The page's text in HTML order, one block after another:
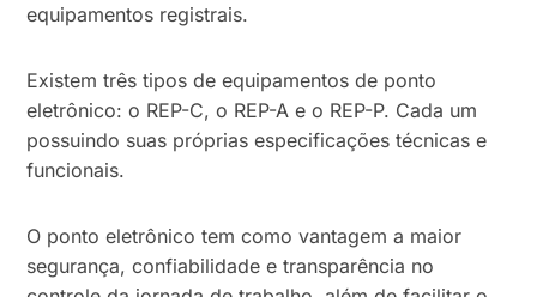
equipamentos registrais.
Existem três tipos de equipamentos de ponto
eletrônico: o REP-C, o REP-A e o REP-P. Cada um
possuindo suas próprias especificações técnicas e
funcionais.
O ponto eletrônico tem como vantagem a maior
segurança, confiabilidade e transparência no